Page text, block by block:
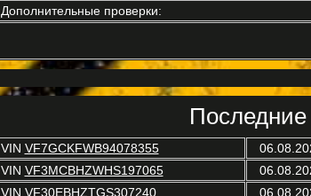
Дополнительные проверки:
VIN VF7GCKFWB94078355
VIN VF3MCBHZWHS197065
VIN VF30EBHZTGS307240